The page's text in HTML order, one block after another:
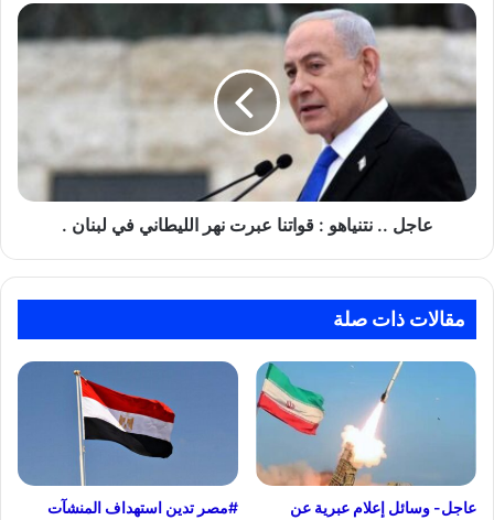
عاجل
..
:
قواتنا
الليطاني
في
عاجل .. نتنياهو : قواتنا عبرت نهر الليطاني في لبنان .
مقالات ذات صلة
عاجل- وسائل إعلام عبرية عن
#مصر تدين استهداف المنشآت